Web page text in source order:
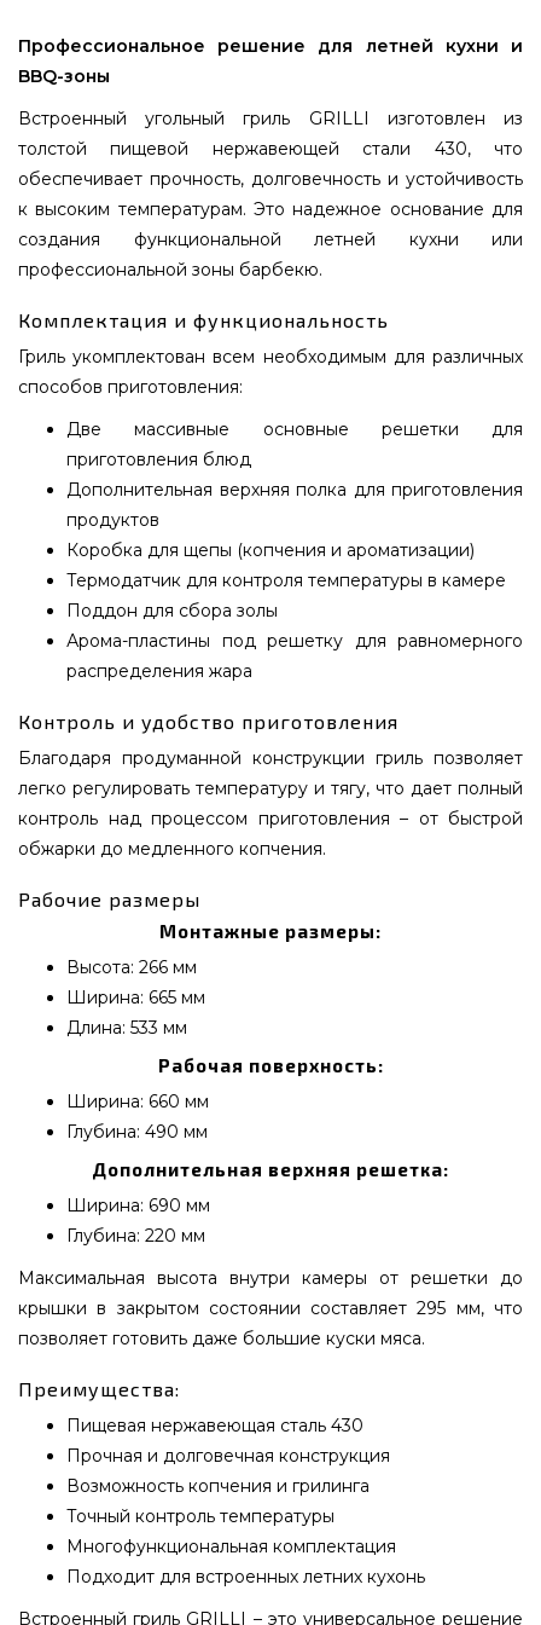
Профессиональное решение для летней кухни и
BBQ-зоны
Встроенный угольный гриль GRILLI изготовлен из
толстой пищевой нержавеющей стали 430, что
обеспечивает прочность, долговечность и устойчивость
к высоким температурам. Это надежное основание для
создания функциональной летней кухни или
профессиональной зоны барбекю.
Комплектация и функциональность
Гриль укомплектован всем необходимым для различных
способов приготовления:
Две массивные основные решетки для
приготовления блюд
Дополнительная верхняя полка для приготовления
продуктов
Коробка для щепы (копчения и ароматизации)
Термодатчик для контроля температуры в камере
Поддон для сбора золы
Арома-пластины под решетку для равномерного
распределения жара
Контроль и удобство приготовления
Благодаря продуманной конструкции гриль позволяет
легко регулировать температуру и тягу, что дает полный
контроль над процессом приготовления – от быстрой
обжарки до медленного копчения.
Рабочие размеры
Монтажные размеры:
Высота: 266 мм
Ширина: 665 мм
Длина: 533 мм
Рабочая поверхность:
Ширина: 660 мм
Глубина: 490 мм
Дополнительная верхняя решетка:
Ширина: 690 мм
Глубина: 220 мм
Максимальная высота внутри камеры от решетки до
крышки в закрытом состоянии составляет 295 мм, что
позволяет готовить даже большие куски мяса.
Преимущества:
Пищевая нержавеющая сталь 430
Прочная и долговечная конструкция
Возможность копчения и грилинга
Точный контроль температуры
Многофункциональная комплектация
Подходит для встроенных летних кухонь
Встроенный гриль GRILLI – это универсальное решение